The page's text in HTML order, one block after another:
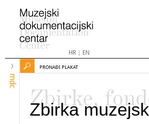
HR| EN
mdc
PRONAĐI PLAKAT
Zbirke,
Zbirka